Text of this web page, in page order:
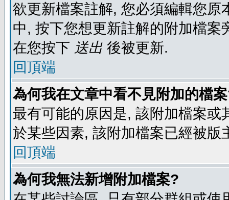
欲更新檔案註解, 您必須編輯您
中, 按下您想更新註解的附加檔案
在您按下 送出 後被更新.
回頂端
為何我在文章中看不見附加的檔
最有可能的原因是, 該附加檔案
於某些因素, 該附加檔案已經被版
回頂端
為何我無法新增附加檔案?